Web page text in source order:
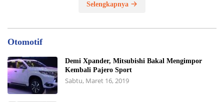
Selengkapnya
Otomotif
Demi Xpander, Mitsubishi Bakal Mengimpor
Kembali Pajero Sport
Sabtu, Maret 16, 2019